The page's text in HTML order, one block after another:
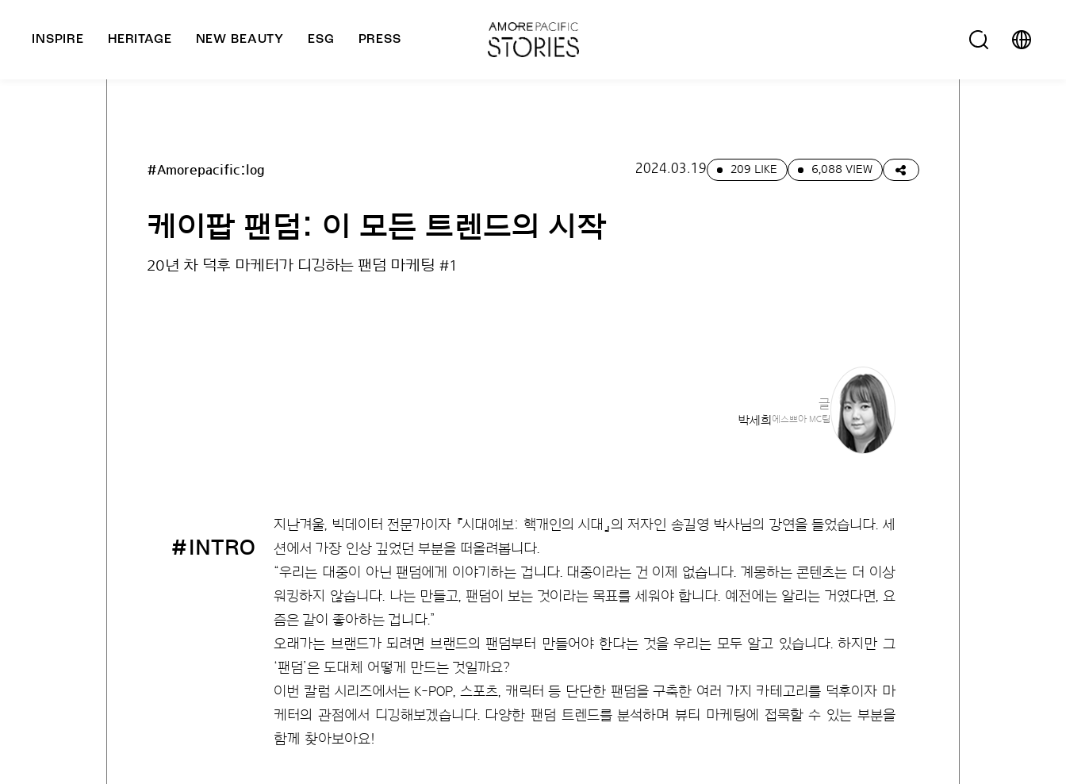
INSPIRE HERITAGE NEW BEAUTY ESG PRESS
#Amorepacific:log 2024.03.19 209 LIKE 6,088 VIEW
케이팝 팬덤: 이 모든 트렌드의 시작
20년 차 덕후 마케터가 디깅하는 팬덤 마케팅 #1
글
박세희 에스쁘아 MC팀
#INTRO
지난겨울, 빅데이터 전문가이자 『시대예보: 핵개인의 시대』의 저자인 송길영 박사님의 강연을 들었습니다. 세
션에서 가장 인상 깊었던 부분을 떠올려봅니다.
“우리는 대중이 아닌 팬덤에게 이야기하는 겁니다. 대중이라는 건 이제 없습니다. 계몽하는 콘텐츠는 더 이상
워킹하지 않습니다. 나는 만들고, 팬덤이 보는 것이라는 목표를 세워야 합니다. 예전에는 알리는 거였다면, 요
즘은 같이 좋아하는 겁니다.”
오래가는 브랜드가 되려면 브랜드의 팬덤부터 만들어야 한다는 것을 우리는 모두 알고 있습니다. 하지만 그
‘팬덤’은 도대체 어떻게 만드는 것일까요?
이번 칼럼 시리즈에서는 K-POP, 스포츠, 캐릭터 등 단단한 팬덤을 구축한 여러 가지 카테고리를 덕후이자 마
케터의 관점에서 디깅해보겠습니다. 다양한 팬덤 트렌드를 분석하며 뷰티 마케팅에 접목할 수 있는 부분을
함께 찾아보아요!